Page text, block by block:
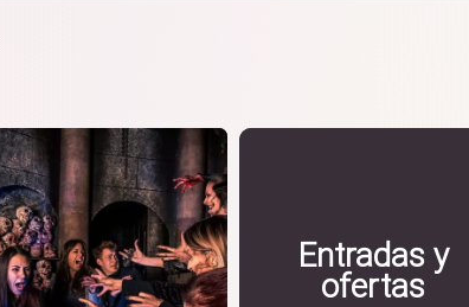
Entradas y
ofertas